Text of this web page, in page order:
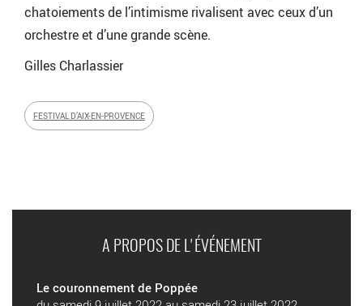
chatoiements de l’intimisme rivalisent avec ceux d’un
orchestre et d’une grande scène.
Gilles Charlassier
FESTIVAL D’AIX-EN-PROVENCE
A PROPOS DE L'ÉVÉNEMENT
Le couronnement de Poppée